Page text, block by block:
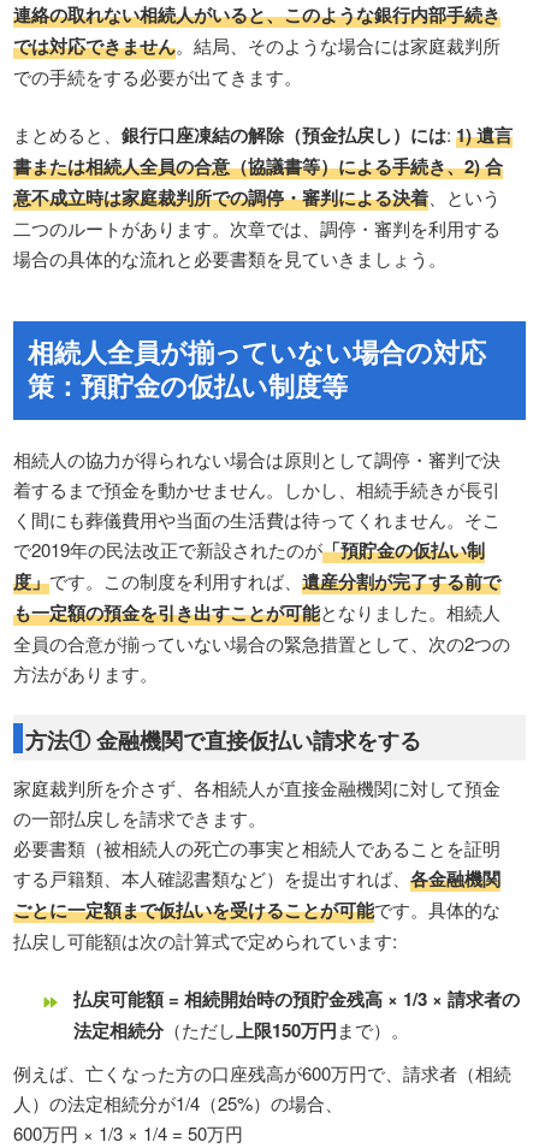
連絡の取れない相続人がいると、このような銀行内部手続き
では対応できません。結局、そのような場合には家庭裁判所
での手続をする必要が出てきます。
まとめると、銀行口座凍結の解除（預金払戻し）には:1) 遺言
書または相続人全員の合意（協議書等）による手続き、2) 合
意不成立時は家庭裁判所での調停・審判による決着 、という
二つのルートがあります。次章では、調停・審判を利用する
場合の具体的な流れと必要書類を見ていきましょう。
相続人全員が揃っていない場合の対応
策：預貯金の仮払い制度等
相続人の協力が得られない場合は原則として調停・審判で決
着するまで預金を動かせません。しかし、相続手続きが長引
く間にも葬儀費用や当面の生活費は待ってくれません。そこ
で2019年の民法改正で新設されたのが「預貯金の仮払い制
度」です。この制度を利用すれば、遺産分割が完了する前で
も一定額の預金を引き出すことが可能となりました。相続人
全員の合意が揃っていない場合の緊急措置として、次の2つの
方法があります。
方法① 金融機関で直接仮払い請求をする
家庭裁判所を介さず、各相続人が直接金融機関に対して預金
の一部払戻しを請求できます。
必要書類（被相続人の死亡の事実と相続人であることを証明
する戸籍類、本人確認書類など）を提出すれば、各金融機関
ごとに一定額まで仮払いを受けることが可能です。具体的な
払戻し可能額は次の計算式で定められています:
払戻可能額 = 相続開始時の預貯金残高 × 1/3 × 請求者の
法定相続分（ただし上限150万円まで）。
例えば、亡くなった方の口座残高が600万円で、請求者（相続
人）の法定相続分が1/4（25%）の場合、
600万円 × 1/3 × 1/4 = 50万円